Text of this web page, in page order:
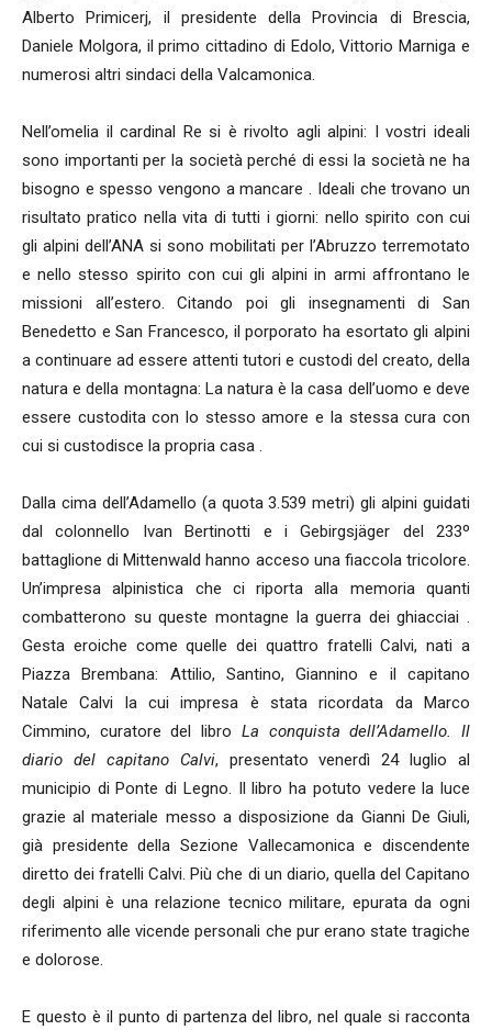
Alberto Primicerj, il presidente della Provincia di Brescia,
Daniele Molgora, il primo cittadino di Edolo, Vittorio Marniga e
numerosi altri sindaci della Valcamonica.
Nell’omelia il cardinal Re si è rivolto agli alpini: I vostri ideali
sono importanti per la società perché di essi la società ne ha
bisogno e spesso vengono a mancare . Ideali che trovano un
risultato pratico nella vita di tutti i giorni: nello spirito con cui
gli alpini dell’ANA si sono mobilitati per l’Abruzzo terremotato
e nello stesso spirito con cui gli alpini in armi affrontano le
missioni all’estero. Citando poi gli insegnamenti di San
Benedetto e San Francesco, il porporato ha esortato gli alpini
a continuare ad essere attenti tutori e custodi del creato, della
natura e della montagna: La natura è la casa dell’uomo e deve
essere custodita con lo stesso amore e la stessa cura con
cui si custodisce la propria casa .
Dalla cima dell’Adamello (a quota 3.539 metri) gli alpini guidati
dal colonnello Ivan Bertinotti e i Gebirgsjäger del 233º
battaglione di Mittenwald hanno acceso una fiaccola tricolore.
Un’impresa alpinistica che ci riporta alla memoria quanti
combatterono su queste montagne la guerra dei ghiacciai .
Gesta eroiche come quelle dei quattro fratelli Calvi, nati a
Piazza Brembana: Attilio, Santino, Giannino e il capitano
Natale Calvi la cui impresa è stata ricordata da Marco
Cimmino, curatore del libro La conquista dell’Adamello. Il
diario del capitano Calvi, presentato venerdì 24 luglio al
municipio di Ponte di Legno. Il libro ha potuto vedere la luce
grazie al materiale messo a disposizione da Gianni De Giuli,
già presidente della Sezione Vallecamonica e discendente
diretto dei fratelli Calvi. Più che di un diario, quella del Capitano
degli alpini è una relazione tecnico militare, epurata da ogni
riferimento alle vicende personali che pur erano state tragiche
e dolorose.
E questo è il punto di partenza del libro, nel quale si racconta